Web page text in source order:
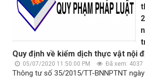
Quy định về kiểm dịch thực vật nội
05/07/2020 11:50:00 PM Đã xem: 4037
Thông tư số 35/2015/TT-BNNPTNT